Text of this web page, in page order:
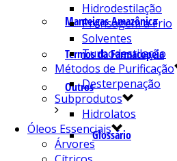
Manteigas Amazônica
Termos da Farmacopeia
Outros
Glossário
Hidrodestilação
Prensagem a Frio
Solventes
Turbodestilação
Métodos de Purificação
Desterpenação
Subprodutos
Hidrolatos
Óleos Essenciais
Árvores